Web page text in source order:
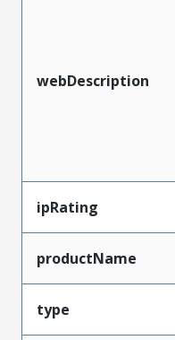
webDescription
ipRating
productName
type